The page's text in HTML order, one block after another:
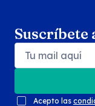
Suscríbete
Acepto las